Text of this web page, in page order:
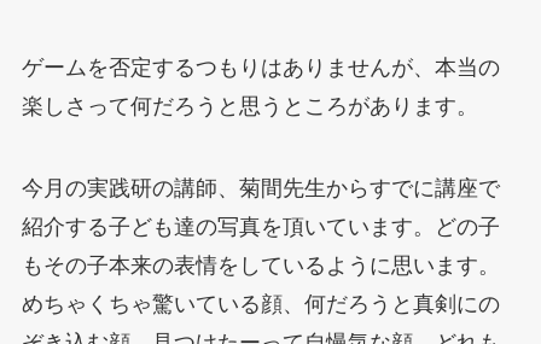
ゲームを否定するつもりはありませんが、本当の
楽しさって何だろうと思うところがあります。
今月の実践研の講師、菊間先生からすでに講座で
紹介する子ども達の写真を頂いています。どの子
もその子本来の表情をしているように思います。
めちゃくちゃ驚いている顔、何だろうと真剣にの